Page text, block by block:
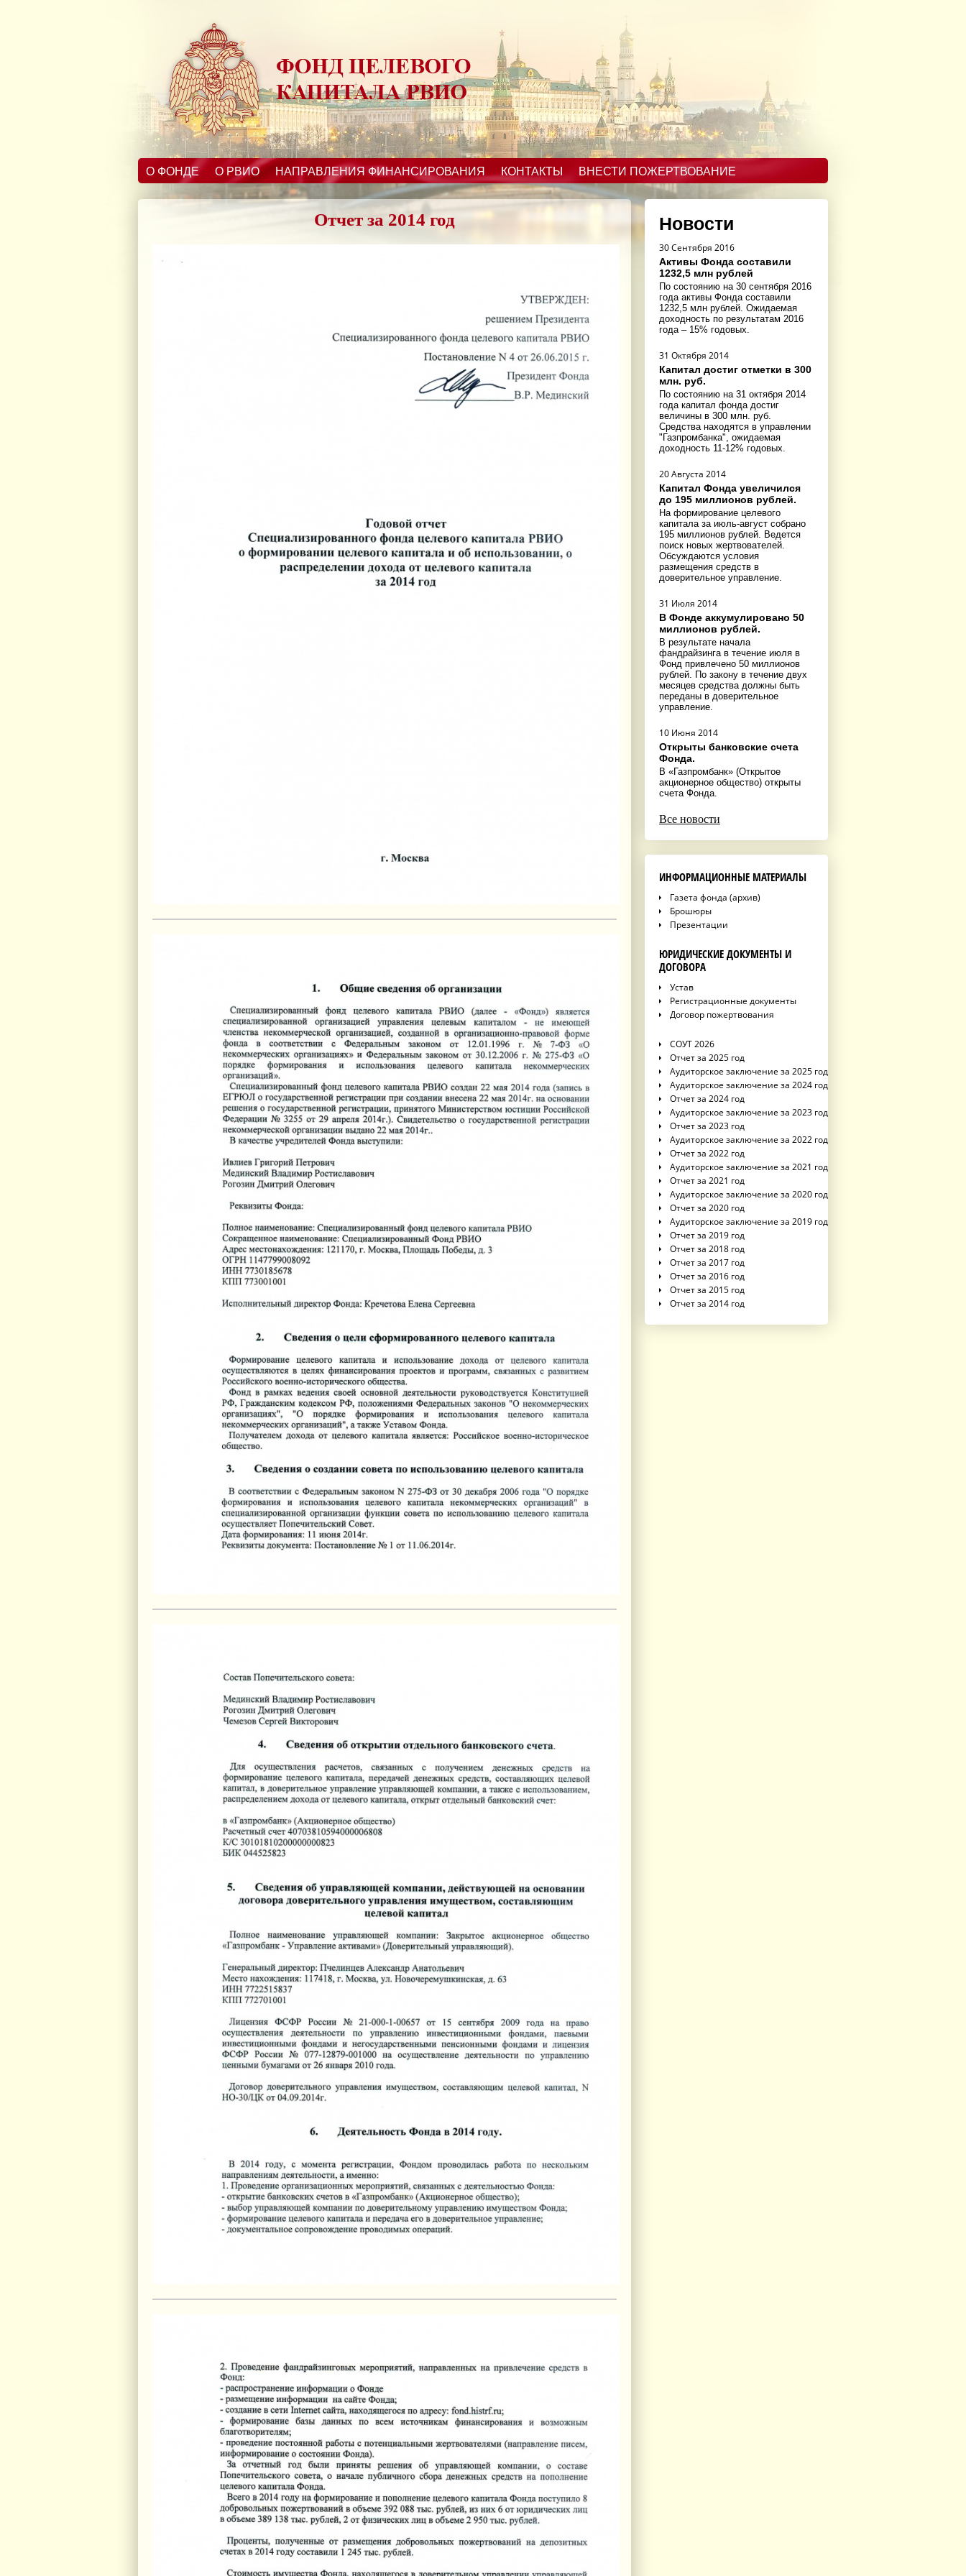
О ФОНДЕ О РВИО НАПРАВЛЕНИЯ ФИНАНСИРОВАНИЯ КОНТАКТЫ ВНЕСТИ ПОЖЕРТВОВАНИЕ
Отчет за 2014 год Новости
30 Сентября 2016
Активы Фонда составили
1232,5 млн рублей
По состоянию на 30 сентября 2016
года активы Фонда составили
1232,5 млн рублей. Ожидаемая
доходность по результатам 2016
года – 15% годовых.
31 Октября 2014
Капитал достиг отметки в 300
млн. руб.
По состоянию на 31 октября 2014
года капитал фонда достиг
величины в 300 млн. руб.
Средства находятся в управлении
"Газпромбанка", ожидаемая
доходность 11-12% годовых.
20 Августа 2014
Капитал Фонда увеличился
до 195 миллионов рублей.
На формирование целевого
капитала за июль-август собрано
195 миллионов рублей. Ведется
поиск новых жертвователей.
Обсуждаются условия
размещения средств в
доверительное управление.
31 Июля 2014
В Фонде аккумулировано 50
миллионов рублей.
В результате начала
фандрайзинга в течение июля в
Фонд привлечено 50 миллионов
рублей. По закону в течение двух
месяцев средства должны быть
переданы в доверительное
управление.
10 Июня 2014
Открыты банковские счета
Фонда.
В «Газпромбанк» (Открытое
акционерное общество) открыты
счета Фонда.
Все новости
ИНФОРМАЦИОННЫЕ МАТЕРИАЛЫ
Газета фонда (архив)
Брошюры
Презентации
ЮРИДИЧЕСКИЕ ДОКУМЕНТЫ И
ДОГОВОРА
Устав
Регистрационные документы
Договор пожертвования
СОУТ 2026
Отчет за 2025 год
Аудиторское заключение за 2025 год
Аудиторское заключение за 2024 год
Отчет за 2024 год
Аудиторское заключение за 2023 год
Отчет за 2023 год
Аудиторское заключение за 2022 год
Отчет за 2022 год
Аудиторское заключение за 2021 год
Отчет за 2021 год
Аудиторское заключение за 2020 год
Отчет за 2020 год
Аудиторское заключение за 2019 год
Отчет за 2019 год
Отчет за 2018 год
Отчет за 2017 год
Отчет за 2016 год
Отчет за 2015 год
Отчет за 2014 год